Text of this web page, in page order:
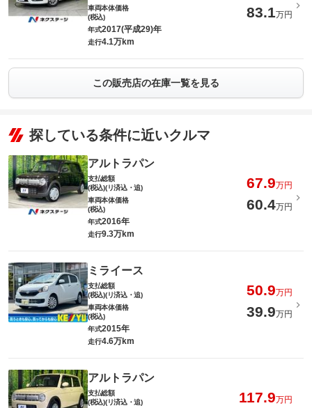
車両本体価格
(税込)
83.1万円
年式2017(平成29)年
走行4.1万km
この販売店の在庫一覧を見る
探している条件に近いクルマ
アルトラパン
支払総額
(税込)(リ済込・追)
67.9万円
車両本体価格
(税込)
60.4万円
年式2016年
走行9.3万km
ミライース
支払総額
(税込)(リ済込・追)
50.9万円
車両本体価格
(税込)
39.9万円
年式2015年
走行4.6万km
アルトラパン
支払総額
(税込)(リ済込・追)
117.9万円